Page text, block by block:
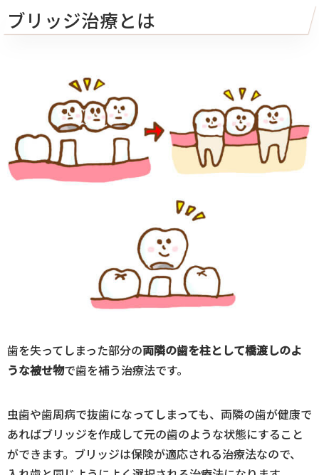
ブリッジ治療とは
歯を失ってしまった部分の両隣の歯を柱として橋渡しのよ
うな被せ物で歯を補う治療法です。
虫歯や歯周病で抜歯になってしまっても、両隣の歯が健康で
あればブリッジを作成して元の歯のような状態にすること
ができます。ブリッジは保険が適応される治療法なので、